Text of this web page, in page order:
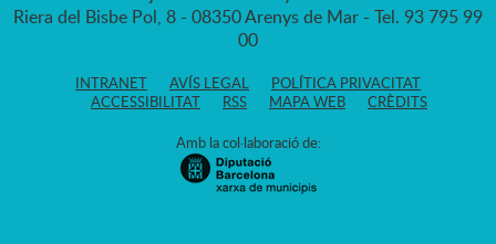
Riera del Bisbe Pol, 8 - 08350 Arenys de Mar - Tel. 93 795 99
00
INTRANET AVÍS LEGAL
POLÍTICA PRIVACITAT
ACCESSIBILITAT
RSS MAPA WEB CRÈDITS
Amb la col·laboració de: